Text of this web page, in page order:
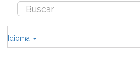
Idioma